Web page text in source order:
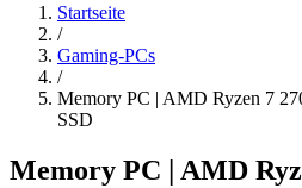
Startseite
/
Gaming-PCs
/
Memory PC | AMD Ryzen 7
SSD
Memory PC | AMD